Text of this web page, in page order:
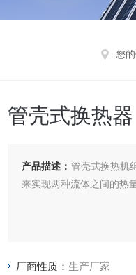
您的
管壳式换热器
产品描述： 管壳式换热机
来实现两种流体之间的热
厂商性质： 生产厂家